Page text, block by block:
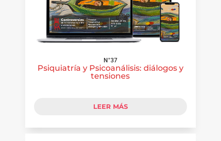
N°37
Psiquiatría y Psicoanálisis: diálogos y
tensiones
LEER MÁS